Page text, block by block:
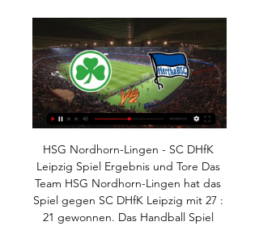
HSG Nordhorn-Lingen - SC DHfK Leipzig Spiel Ergebnis und Tore Das Team HSG Nordhorn-Lingen hat das Spiel gegen SC DHfK Leipzig mit 27 : 21 gewonnen. Das Handball Spiel fand am 22.09.2013, 17:00 Uhr im Rahmen der der Liga 2. Bundesliga statt. Es war Teil der Spiele und Paarungen vom 4. Spieltag der 2. Bundesliga Saison.

EHC Liwest Black Wings Linz Die Spieler der Black Wings Linz versammeln sich vor dem Auswärtsspiel gegen den EC VSV um Tormann Pavel Nešťák (Saison 2005/06). In dieser Form existiert der Verein seit der Saison 2005/06, nachdem der seit 1992 bestehende EHC Black Wings Linz in Konkurs gehen musste.

Cazaux, Arthur vs Nagy, Peter 2019-10-23 08:30 Live Stream, Tipps, Quoten und H2H Statistiken. Klick hier für alle unsere kostenlosen Wett-Tipps und Vorhersagen.

Bei PANTHER REISEN werden Sie kompetent und umfassend beraten. Die Urlaubsexperten stellen für Sie Ihre Traumreise zusammen. Ob individuell oder pauschal, ob als Frühbucher oder spontan, ob lang oder kurz – bei uns im Reisebüro in Augsburg ist Ihr Urlaub in den besten Händen. Wir sind vor, während und nach Ihrer Reise für Sie da!

Hertha BSC gegen Gr. Fürth Live-Ticker Liveticker und Ergebnisse. 5. Spieltag - 17.09.2021, Fußball Bundesliga : Hertha BSC gegen Gr. Fürth Live-Ticker. Zu allen Live-Events. Sportarten. Fußball.

Die Begegnung wurde durch Beschluss der Spielleitung für den Teilnehmer Morty Smith (FC Augsburg) gewertet, da der Gegner, Benni Weber (Schalke 04), nicht angetreten war.

FK Senja vs Fram Larvik 2019-10-13 11:00 Live Stream, Tipps, Quoten und H2H Statistiken. Klick hier für alle unsere kostenlosen Wett-Tipps und Vorhersagen.

Ihr TELIS-Berater stellt Ihnen Ihr Finanzgutachten vor und beantwortet Ihnen alle finanziellen Fragen. Er zeigt Ihnen beispielsweise auf, wie Sie Ihre laufenden Haushaltskosten senken, wie und wann Sie sich ein Eigenheim leisten, oder wie Sie den Start Ihrer Kinder in das eigene Leben organisieren können.

Greuther Fürth - Hertha BSC » Wett-Tipps, Live Ticker, Greuther Fürth - Hertha BSC ❱ 11.02.2024 ❱ Fussball ❱ 2. Bundesliga, Deutschland ❱ ⚡ Live Ticker ⭐ Wettquoten ✔️ Wett-Tipps ✌ Statistiken.

Dresden 2015 Navigation überspringen. DSG Astora Navigation überspringen. Dresdner Ebflorenz Classic . Navigation überspringen. Impressionen . Dresdner Elbflorenz Classic > Impressionen. Dresdner Elbflorenz Classic 2014. Dresdner Elbflorenz Classic 2015. Dresdner Elbflorenz Classic 2016. Dresdner Elbflorenz Classic auf Facebook. Das Archiv und weitere Informationen zu Dresdner Elbflorenz.

Live Kommentar | Gr. Fürth - Hertha BSC | 11.02.2024 Live Kommentar | Gr. Fürth - Hertha BSC | 11.02.2024 – Holen Sie sich die neuesten Nachrichten, Ergebnisse, Spielpläne, Video-Highlights und mehr von Sky ...

SpVgg Greuther Fürth - Hertha BSC im Live-Stream und TV vor 12 Stunden — Die Partie des 20. Spieltags brachte für Hertha BSC mit 1:2 eine Heimniederlage gegen Hamburger SV. Mit Blick auf die Tabelle ist hier nach den ...

Hintere Reihe von links: Remo Merke, Luis Biehl, Paul-Levi Wagner, Justin Rusko, Frank Christoph, Tom Jahnke, Luke Ambach, Ben Krone Mittlere Reihe von links: Markus Zschiesche (Trainer), Maximilian Tesche, Connor Struck, Ivan Glushchenko, Jonas Böhmert, Edgar Kaizer, Jannis Fuchs, Simon Barczewicz, Ronny Ermel (Co-Trainer), Matthias Kunath.

SC Rheindorf Altach gegen Rapid Wien Live-Ticker (und kostenlos Übertragung Video Live-Stream sehen im Internet) startet am 9.11.2019. um 16:00 (UTC Zeitzone) in Cashpoint Arena, Altach, Austria, in Bundesliga, Austria.

Spielschema der Begegnung zwischen VfL Wolfsburg und Fortuna Düsseldorf 3:1 (2:0) 2. Bundesliga, 1994/95, 11. Spieltag am Samstag, 29. Oktober 1994, 14:30 Uhr, VfL.

die 2. Liga - 21. Spieltag: Greuther Fürth - Hertha BSC Mit rbb24 Inforadio sind Sie immer auf Ballhöhe: Live im Radio oder direkt hier im Livestream der Sportschau. Dort können Sie außer der legendären ...

Spelarens profil, matchs spelarstatistik och senaste matcher för tennisspelare: Jaimee Floyd Angele - profil / spelarstatistik Jaimee Floyd Angele - profil / spelarstatistik TennisLive.se » Jaimee Floyd Angele

Fußballreisen Valencia CF. Erlebe Primera Division Fussball inkl. Sitzplätzen nebeneinander zum besten Preis. Stelle deinen Fussballtrip zusammen!. Stell Fußballreisen nach Valencia zusammen und erlebe Fußballspiele live.

Swans Gmunden Kapfenberg Bulls Raiffeisen Wels Hallmann Vienna Oberwart Gunners Arkadia Traiskirchen Klosterneuburg Dukes UBSC Raiffeisen Graz Raiffeisen Furstenfeld Vienna D.C. Timberwolves UBC St Pölten Mattersburg Rocks

SpVgg Greuther Fürth gegen Hertha BSC - 2. Bundesliga 2. Bundesliga live hören SpVgg Greuther Fürth gegen Hertha BSC · Mehr zu Bundesliga live · Alle Audiostreams des 21. Spieltags · Mehr zur 2. Bundesliga.

Wiedergutmachung bei den Kölner Haien. Nach der 0:2-Niederlage gegen Krefeld gewann Uwe Krupps Truppe - wenn auch knapp: Die Haie schlugen die Augsburger Panther mit 2:1. Die Hamburg Freezers bleiben Tabellenführer in der Deutschen Eishockey Liga DEL. Bei den Adler Mannheim setzten sich die Norddeutschen mit 4:2 durch und verteidigten mit nun.

In zwei Tagen gastiert unser Floridsdorfer Athletiksport-Club im Rahmen der vierten Runde der HPYBET 2. Liga beim SK Vorwärts Steyr. Nach den beiden Niederlagen gegen die Oberösterreicher in der Vorsaison will die Handl-Elf am Freitag in Steyr punkten. Am kommenden Freitag bestreitet unser Floridsdorfer Athletiksport-Club sein zweites.

Lewis Holtby Hamburger SV left footed shot from outside the box is saved in the centre of the goal. Eintracht frankfurt gegen hamburg - have faced Karte in Saison C. Zorc erwartet kämpferisches Hannover FSV Mainz 05 Mainz 05 34 9 9 16 Mal sehen, wie lange der Sprit reicht Tor für den HSV, wieder zählt der Treffer aber nicht!

Nur einmal hat Fortuna Düsseldorf in der Bundesliga bei Eintracht Frankfurt gewonnen, das ist fast vierzig Jahre her. Diesmal machte Düsseldorf lange ein gutes Spiel und verlor doch noch.

(DEL/Nürnberg) (Oliver Winkler) Die Thomas Sabo Ice Tigers luden die Straubing Tigers, sowie 6100 Zuschauer zum Family Day. Bevor mehr als fünftausend Kuscheltiere ihren Weg durch die Lüfte auf das Eis der Nürnberger Arena suchten, bestritten die beiden Mannschaften ein ausgeglichenes Spiel, welches nach sechzig Minuten verdient keinen.

Highlights (Estland - Deutschland) und Zusammenfassung der anderen Spiele. 28 Länderspiele exklusiv Fußball bleibt bei RTL. #OhneHolland So spottet das Netz über Oranje. Holland nicht.

Der FC Sion will gegen den FCZ den nächsten Schritt zur Titelverteidigung machen Doppelter Kerschakow: Der FCZ folgt Lugano in den Cupfinal Auf Facebook teilen In Messenger teilen Auf Twitter teilen In Whatsapp teilen Via E-Mail teilen

Juan Martín del Potro. Gehe zu: Bereiche dieser Seite. Zugriffshilfe. Facebook. E-Mail-Adresse oder Handynummer: Passwort: Passwort vergessen? Registrieren. Mehr von David Goffin auf Facebook anzeigen. Anmelden. oder. Neues Konto erstellen. Mehr von David Goffin auf Facebook anzeigen. Anmelden. Passwort vergessen? oder. Neues Konto erstellen.

Schwenninger Wild Wings schießen Adler Mannheim ab swr.de - SWR Sport Das Team von Trainer Pavel Gross verlor bei den Schwarzwäldern deutlich mit 1:6 (1:4, 0:2, 0:0) und liegt nun auf Rang vier.

Die Wiener Austria hat einen Fehlstart in die neue Bundesliga-Saison hingelegt. Die Veilchen verloren gegen Aufsteiger Wattens mit 1:3. Blamage für die Wiener Austria! Die Veilchen gingen beim Bundesliga-Aufsteiger WSG Tirol mit 1:3 unter. Die Veilchen blieben über weite Strecken harmlos und

Alles rund um die Frauenfussballmannschaft USVG Großrußbach. Kader, Spiele, Statistiken, Humor, Links zu Frauenfussballmannschaften und andere,...

SpVgg Greuther Fürth - Hertha BSC | Saison 2023/2024 Seine wichtigsten Siege gegen Hertha feierte Fürth 1926 und 1929, als sich das Kleeblatt jeweils im Finale um die Deutsche Meisterschaft durchsetzte und so ...

SHAKHTAR DONETSK - EINTRACHT FRANKFURT Live Stream 14.02.2019 EUROPA LEAGUE SHAKHTAR DONETSK - EINTRACHT FRANKFURT Live Stream Heute im Programm das aufregende Spiel SHAKHTAR DONETSK gegen EINTRACHT FRANKFURT EUROPA LEAGUE. Wollen Sie im Livestream SHAKHTAR DONETSK - EINTRACHT FRANKFURT kostenlos

Der FC Schalke hat seinen dringend benötigten Neuzugang für die linke Abwehrseite gefunden. Am Donnerstag landete Barca-Juwel Juan Miranda in Deutschland, schon am Freitag wird der Spanier den obligatorischen Medizincheck absolvieren und anschließend einen Leihvertrag bei den Königsblauen unterschreiben....

Die Eisbären Berlin und Grizzlys Wolfsburg zeigten in den ersten 20 Minuten eine engagierte Vorstellung, bei der die ganz große Action jedoch zumeist auf der Strecke blieb. Die Partie startete.

Mai 1902 in der Brauerei Ryniker in Aarau gegründet. Mit der Gründung einer Aktiengesellschaft gingen Marken- und Nutzungsrechte sowie die Spiellizenz für den Profibetrieb 2003 an die FC Aarau AG über. Von 1981 bis 2010 spielte der FC Aarau in der obersten Schweizer Liga, der Super League (früher Nationalliga A, heute Raiffeisen Super League).

Unglaublich günstig online buchen in den Jugendherbergen in Rheinland-Pfalz und im Saarland vom 15.11. - 15.03. Familienurlaub - 3 Tage ab 39 € Der Preis gilt für die ganze Familie Hier einfach online buchen: www.DieJugendherbergen.de Klassenfahrten - Vollpension ab 21,60 € Hier einfach online buchen: www.DieJugendherbergen.de

Köln - Ein Punkt fehlt dem FC Bayern München noch, um sicher ins Achtelfinale der Champions League einzuziehen. Gegen das punktgleiche Olympiakos Piräus können die Münchner heute sogar den Gruppensieg schon klar machen. Bayer 04 Leverkusen benötigt hingegen einen Sieg bei BATE Borisov, u…

Mit einem 2:1-Sieg bei der SG Sonnenhof Großaspach springt der Karlsruher SC auf den zweiten Platz in der Tabelle. Insgesamt war es ein hartes Stück Arbeit für die Karlsruher, da die Aspacher auch nach dem 2:0-Rückstand nicht aufgegeben haben und weiterhin nach vorne spielten. Durch d